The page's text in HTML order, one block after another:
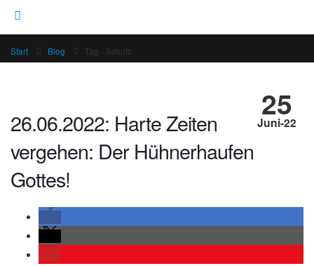
Start Blog Tag - Schutz
25
Juni-22
26.06.2022: Harte Zeiten
vergehen: Der Hühnerhaufen
Gottes!